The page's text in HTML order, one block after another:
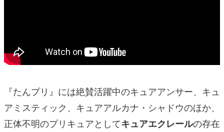
『たんプリ』には絶賛活躍中のキュアアンサー、キュ
アミスティック、キュアアルカナ・シャドウのほか、
正体不明のプリキュアとしてキュアエクレールの存在